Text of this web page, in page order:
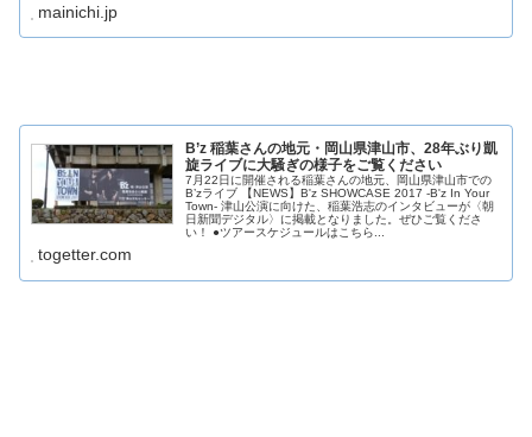
mainichi.jp
B’z 稲葉さんの地元・岡山県津山市、28年ぶり凱
旋ライブに大騒ぎの様子をご覧ください
7月22日に開催される稲葉さんの地元、岡山県津山市での
B’zライブ 【NEWS】B'z SHOWCASE 2017 -B'z In Your
Town- 津山公演に向けた、稲葉浩志のインタビューが〈朝
日新聞デジタル〉に掲載となりました。ぜひご覧くださ
い！ ●ツアースケジュールはこちら...
togetter.com